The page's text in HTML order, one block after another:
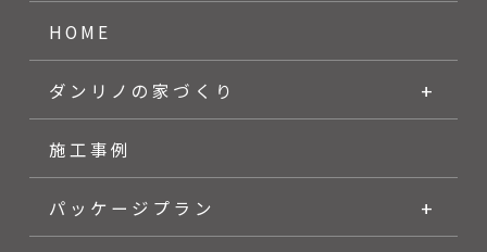
HOME
ダンリノの家づくり
施工事例
パッケージプラン